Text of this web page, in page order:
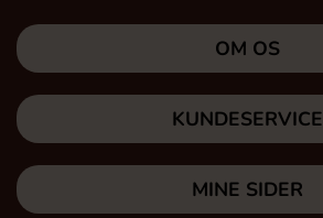
OM OS
KUNDESERVICE
MINE SIDER